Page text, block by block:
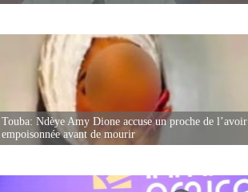
Touba: Ndèye Amy Dione accuse un proche de l’avoir
empoisonnée avant de mourir